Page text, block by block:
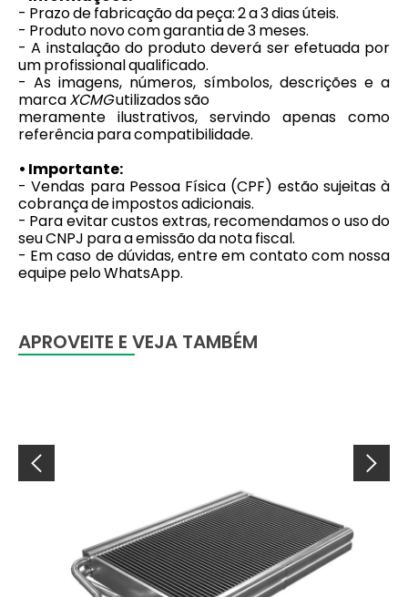
- Prazo de fabricação da peça: 2 a 3 dias úteis.
- Produto novo com garantia de 3 meses.
- A instalação do produto deverá ser efetuada por
um profissional qualificado.
- As imagens, números, símbolos, descrições e a
marcaXCMGutilizados são
meramente ilustrativos, servindo apenas como
referência para compatibilidade.
• Importante:
- Vendas para Pessoa Física (CPF) estão sujeitas à
cobrança de impostos adicionais.
- Para evitar custos extras, recomendamos o uso do
seu CNPJ para a emissão da nota fiscal.
- Em caso de dúvidas, entre em contato com nossa
equipe pelo WhatsApp.
APROVEITE E VEJA TAMBÉM